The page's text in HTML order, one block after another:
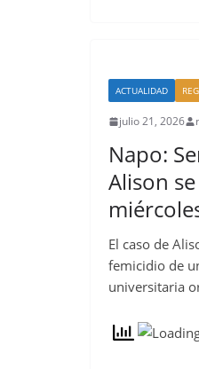
ACTUALIDAD
julio 21, 2026
Napo:
Alison
El caso de
femicidio de
universitaria